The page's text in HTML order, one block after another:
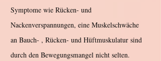
Symptome wie Rücken- und
Nackenverspannungen, eine Muskelschwäche
an Bauch- , Rücken- und Hüftmuskulatur sind
durch den Bewegungsmangel nicht selten.